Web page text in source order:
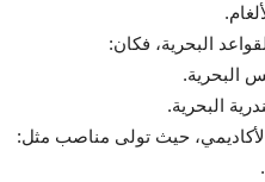
البحرية، فكان:
البحرية.
البحرية.
حيث تولى مناصب مثل: